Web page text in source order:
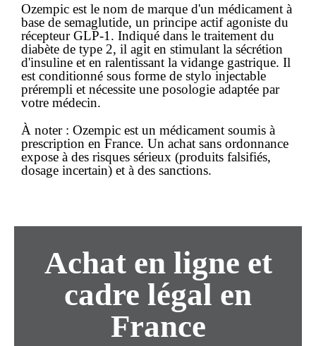
Ozempic est le nom de marque d'un médicament à
base de semaglutide, un principe actif agoniste du
récepteur GLP-1. Indiqué dans le traitement du
diabète de type 2, il agit en stimulant la sécrétion
d'insuline et en ralentissant la vidange gastrique. Il
est conditionné sous forme de stylo injectable
prérempli et nécessite une posologie adaptée par
votre médecin.
À noter : Ozempic est un médicament soumis à
prescription en France. Un achat sans ordonnance
expose à des risques sérieux (produits falsifiés,
dosage incertain) et à des sanctions.
Achat en ligne et
cadre légal en
France